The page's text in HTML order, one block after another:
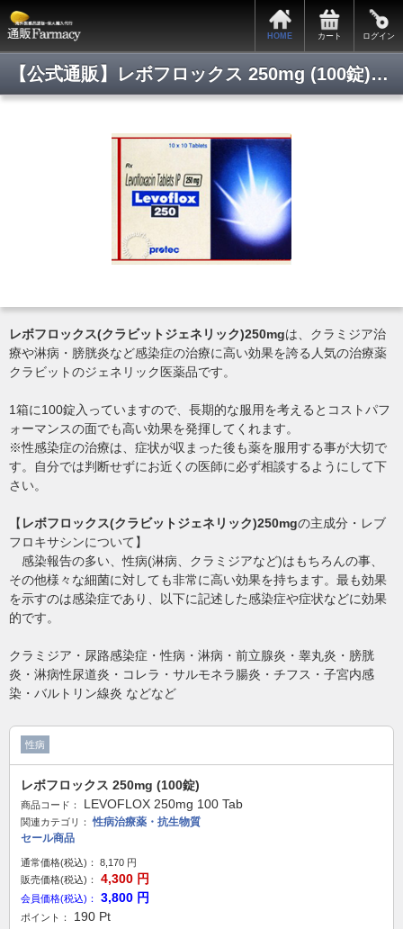
HOME カート ログイン
【公式通販】レボフロックス 250mg (100錠) クラビット/最安値通販/正規品保証/即日発送/即日通販/Pmart/通販ファーマシー
レボフロックス(クラビットジェネリック)250mgは、クラミジア治
療や淋病・膀胱炎など感染症の治療に高い効果を誇る人気の治療薬
クラビットのジェネリック医薬品です。
1箱に100錠入っていますので、長期的な服用を考えるとコストパフ
ォーマンスの面でも高い効果を発揮してくれます。
※性感染症の治療は、症状が収まった後も薬を服用する事が大切で
す。自分では判断せずにお近くの医師に必ず相談するようにして下
さい。
【 レボフロックス(クラビットジェネリック)250mgの主成分・レブ
フロキサシンについて】
感染報告の多い、性病(淋病、クラミジアなど)はもちろんの事、
その他様々な細菌に対しても非常に高い効果を持ちます。最も効果
を示すのは感染症であり、以下に記述した感染症や症状などに効果
的です。
クラミジア・尿路感染症・性病・淋病・前立腺炎・睾丸炎・膀胱
炎・淋病性尿道炎・コレラ・サルモネラ腸炎・チフス・子宮内感
染・バルトリン線炎 などなど
性病
レボフロックス 250mg (100錠)
商品コード： LEVOFLOX 250mg 100 Tab
関連カテゴリ：
性病治療薬・抗生物質
セール商品
通常価格(税込)： 8,170 円
販売価格(税込)：
4,300 円
会員価格(税込)： 3,800 円
ポイント： 190 Pt